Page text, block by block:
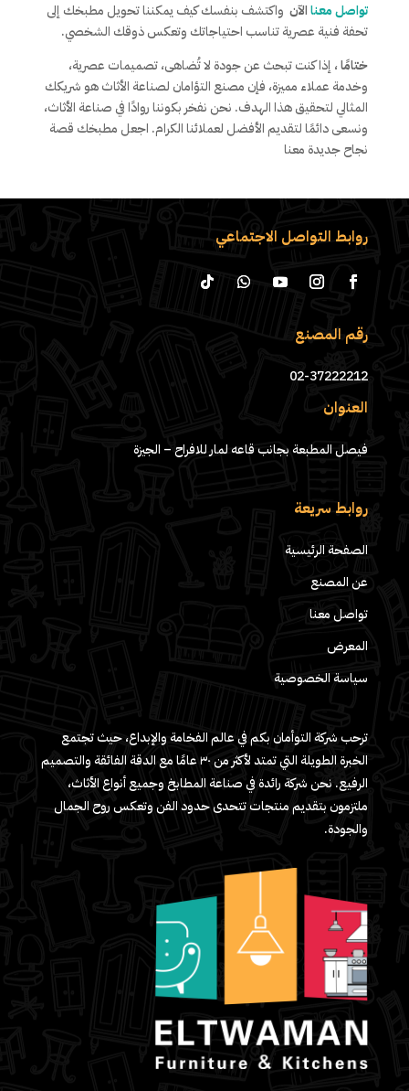
تواصل معناالآن واكتشف بنفسك كيف يمكننا تحويل مطبخك إلى
تحفة فنية عصرية تناسب احتياجاتك وتعكس ذوقك الشخصي.
ختامًا، إذا كنت تبحث عن جودة لا تُضاهى، تصميمات عصرية،
وخدمة عملاء مميزة، فإن مصنع التؤامان لصناعة الأثاث هو شريكك
المثالي لتحقيق هذا الهدف. نحن نفخر بكوننا روادًا في صناعة الأثاث،
ونسعى دائمًا لتقديم الأفضل لعملائنا الكرام. اجعل مطبخك قصة
نجاح جديدة معنا
روابط التواصل الاجتماعي
رقم المصنع
02-37222212
العنوان
فيصل المطبعة بجانب قاعه لمار للافراح – الجيزة
روابط سريعة
الصفحة الرئيسية
عن المصنع
تواصل معنا
المعرض
سياسة الخصوصية
ترحب شركة التوأمان بكم في عالم الفخامة والإبداع، حيث تجتمع
الخبرة الطويلة التي تمتد لأكثر من ٣٠ عامًا مع الدقة الفائقة والتصميم
الرفيع. نحن شركة رائدة في صناعة المطابخ وجميع أنواع الأثاث،
ملتزمون بتقديم منتجات تتحدى حدود الفن وتعكس روح الجمال
والجودة.